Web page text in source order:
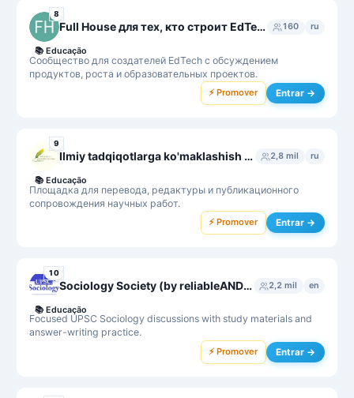
8
Full House для тех, кто строит EdTech 160 ru
Сообщество для создателей EdTech с обсуждением
продуктов, роста и образовательных проектов.
📚 Educação
⚡ Promover Entrar →
9
Ilmiy tadqiqotlarga ko'maklashish markazi 2,8 mil ru
Площадка для перевода, редактуры и публикационного
сопровождения научных работ.
📚 Educação
⚡ Promover Entrar →
10
Sociology Society (by reliableANDvalid) 2,2 mil en
Focused UPSC Sociology discussions with study materials and
answer-writing practice.
📚 Educação
⚡ Promover Entrar →